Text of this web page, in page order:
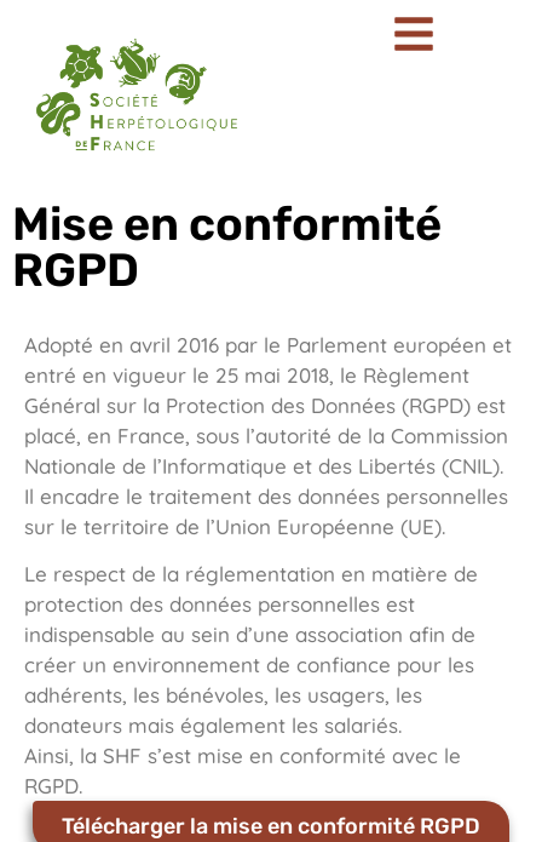
Mise en conformité
RGPD
Adopté en avril 2016 par le Parlement européen et
entré en vigueur le 25 mai 2018, le Règlement
Général sur la Protection des Données (RGPD) est
placé, en France, sous l’autorité de la Commission
Nationale de l’Informatique et des Libertés (CNIL).
Il encadre le traitement des données personnelles
sur le territoire de l’Union Européenne (UE).
Le respect de la réglementation en matière de
protection des données personnelles est
indispensable au sein d’une association afin de
créer un environnement de confiance pour les
adhérents, les bénévoles, les usagers, les
donateurs mais également les salariés.
Ainsi, la SHF s’est mise en conformité avec le
RGPD.
Télécharger la mise en conformité RGPD